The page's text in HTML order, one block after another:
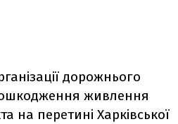
дорожнього
живлення
на перетині Харківської